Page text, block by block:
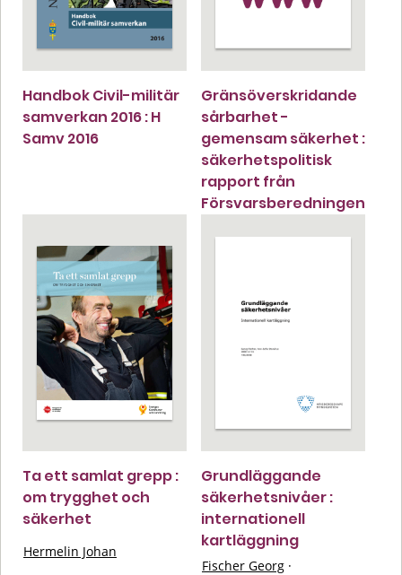
Handbok Civil-militär
samverkan 2016 : H
Samv 2016
Gränsöverskridande
sårbarhet -
gemensam säkerhet :
säkerhetspolitisk
rapport från
Försvarsberedningen
Ta ett samlat grepp :
om trygghet och
säkerhet
Hermelin Johan
Grundläggande
säkerhetsnivåer :
internationell
kartläggning
Fischer Georg ·